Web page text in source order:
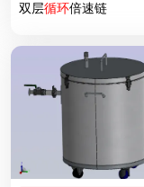
双层循环倍速链